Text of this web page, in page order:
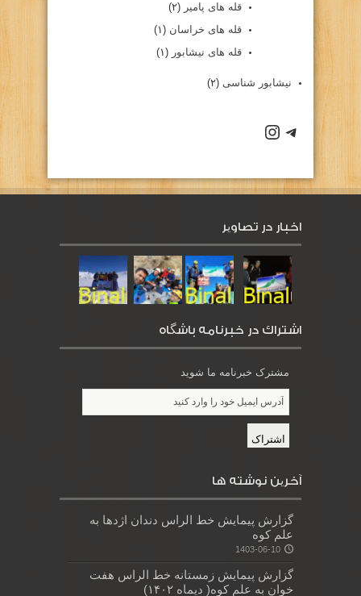
قله های پامیر (۲)
قله های خراسان (۱)
قله های نیشابور (۱)
نیشابور شناسی (۲)
كانال تلگرام باشگاه
صفحه اينستاگرام باشگاه
اخبار در تصاویر
اشتراك در خبرنامه باشگاه
مشترک خبرنامه ما شوید
آخرین نوشته ها
گزارش پیمایش خط الراس دندان اژدها به
علم کوه
1403-06-10
گزارش پیمایش زمستانه خط الراس هفت
خوان به علم کوه( دیماه ۱۴۰۲)